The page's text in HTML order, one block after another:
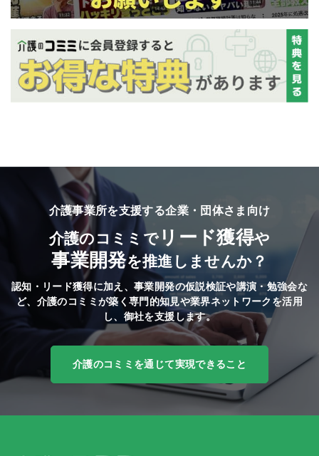
介護事業所を支援する企業・団体さま向け
介護のコミミでリード獲得や
事業開発を推進しませんか？
認知・リード獲得に加え、事業開発の仮説検証や講演・勉強会な
ど、 介護のコミミが築く専門的知見や業界ネットワークを活用
し、御社を支援します。
介護のコミミを通じて実現できること